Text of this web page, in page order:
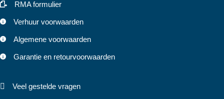
RMA formulier
Verhuur voorwaarden
Algemene voorwaarden
Garantie en retourvoorwaarden
Veel gestelde vragen